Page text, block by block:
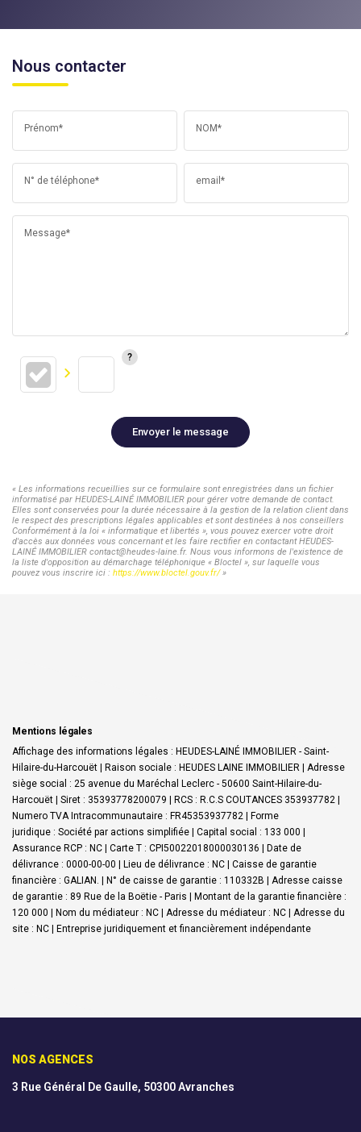
Nous contacter
Prénom* NOM*
N° de téléphone* email*
Message*
Envoyer le message
« Les informations recueillies sur ce formulaire sont enregistrées dans un fichier
informatisé par HEUDES-LAINÉ IMMOBILIER pour gérer votre demande de contact.
Elles sont conservées pour la durée nécessaire à la gestion de la relation client dans
le respect des prescriptions légales applicables et sont destinées à nos conseillers
Conformément à la loi « informatique et libertés », vous pouvez exercer votre droit
d'accès aux données vous concernant et les faire rectifier en contactant HEUDES-
LAINÉ IMMOBILIER contact@heudes-laine.fr. Nous vous informons de l'existence de
la liste d'opposition au démarchage téléphonique « Bloctel », sur laquelle vous
pouvez vous inscrire ici : https://www.bloctel.gouv.fr/»
Mentions légales
Affichage des informations légales : HEUDES-LAINÉ IMMOBILIER - Saint-
Hilaire-du-Harcouët | Raison sociale : HEUDES LAINE IMMOBILIER | Adresse
siège social : 25 avenue du Maréchal Leclerc - 50600 Saint-Hilaire-du-
Harcouët | Siret : 35393778200079 | RCS : R.C.S COUTANCES 353937782 |
Numero TVA Intracommunautaire : FR45353937782 | Forme
juridique : Société par actions simplifiée | Capital social : 133 000 |
Assurance RCP : NC | Carte T : CPI50022018000030136 | Date de
délivrance : 0000-00-00 | Lieu de délivrance : NC | Caisse de garantie
financière : GALIAN. | N° de caisse de garantie : 110332B | Adresse caisse
de garantie : 89 Rue de la Boëtie - Paris | Montant de la garantie financière :
120 000 | Nom du médiateur : NC | Adresse du médiateur : NC | Adresse du
site : NC | Entreprise juridiquement et financièrement indépendante
NOS AGENCES
3 Rue Général De Gaulle, 50300 Avranches